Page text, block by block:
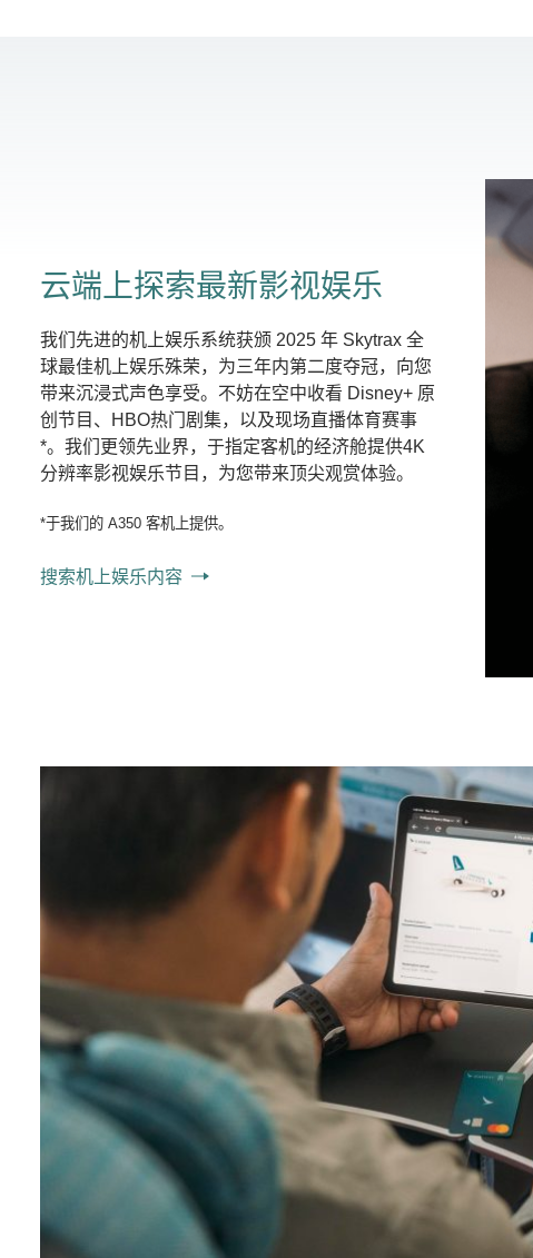
云端上探索最新影视娱乐
我们先进的机上娱乐系统获颁 2025 年 Skytrax 全
球最佳机上娱乐殊荣，为三年内第二度夺冠，向您
带来沉浸式声色享受。不妨在空中收看 Disney+ 原
创节目、HBO热门剧集，以及现场直播体育赛事
*。我们更领先业界，于指定客机的经济舱提供4K
分辨率影视娱乐节目，为您带来顶尖观赏体验。
*于我们的 A350 客机上提供。
搜索机上娱乐内容